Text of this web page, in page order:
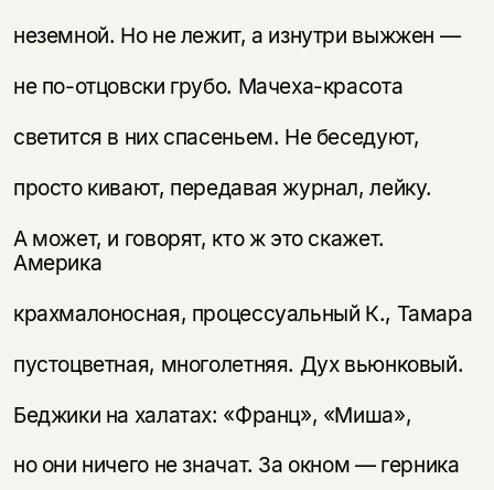
неземной. Но не лежит, а изнутри выжжен —
не по-отцовски грубо. Мачеха-красота
светится в них спасеньем. Не беседуют,
просто кивают, передавая журнал, лейку.
А может, и говорят, кто ж это скажет.
Америка
крахмалоносная, процессуальный К., Тамара
пустоцветная, многолетняя. Дух вьюнковый.
Беджики на халатах: «Франц», «Миша»,
но они ничего не значат. За окном — герника